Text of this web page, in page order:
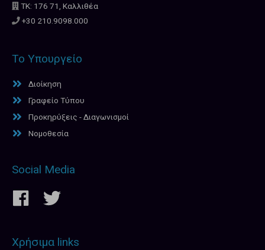
ΤΚ: 176 71, Καλλιθέα
+30 210.9098.000
Το Υπουργείο
Διοίκηση
Γραφείο Τύπου
Προκηρύξεις - Διαγωνισμοί
Νομοθεσία
Social Media
Χρήσιμα links